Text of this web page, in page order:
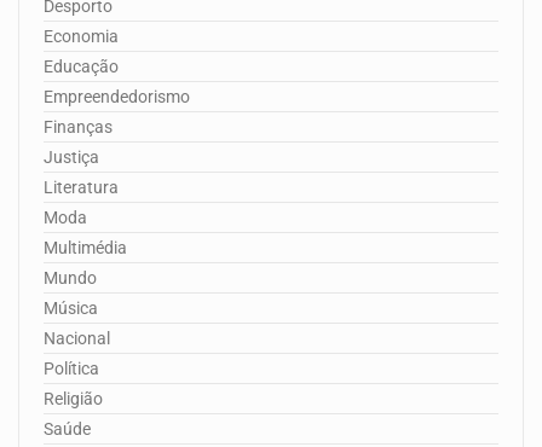
Desporto
Economia
Educação
Empreendedorismo
Finanças
Justiça
Literatura
Moda
Multimédia
Mundo
Música
Nacional
Política
Religião
Saúde